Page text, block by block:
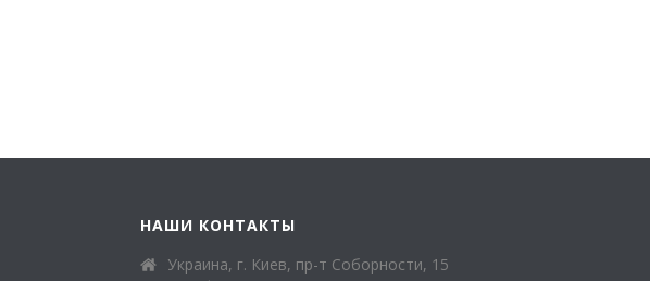
НАШИ КОНТАКТЫ
Украина, г. Киев, пр-т Соборности, 15